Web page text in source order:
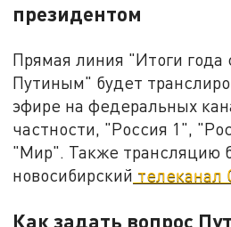
президентом
Прямая линия "Итоги
Путиным" будет
эфире на федеральных
частности, "Россия 1",
"Мир". Также трансляцию
новосибирский телеканал
Как задать вопрос